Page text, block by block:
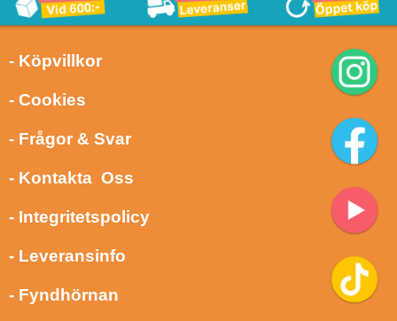
- Köpvillkor
- Cookies
- Frågor & Svar
- Kontakta Oss
- Integritetspolicy
- Leveransinfo
- Fyndhörnan